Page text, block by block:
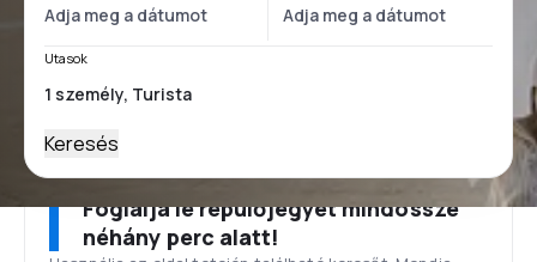
Utasok
Keresés
Foglalja le repülőjegyét mindössze
néhány perc alatt!